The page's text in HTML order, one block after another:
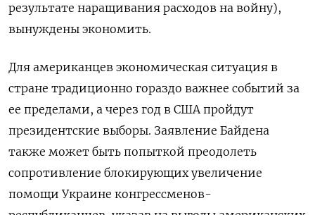
результате наращивания расходов на войну),
вынуждены экономить.
Для американцев экономическая ситуация в
стране традиционно гораздо важнее событий за
ее пределами, а через год в США пройдут
президентские выборы. Заявление Байдена
также может быть попыткой преодолеть
сопротивление блокирующих увеличение
помощи Украине конгрессменов-